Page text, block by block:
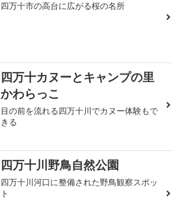
四万十市の高台に広がる桜の名所
四万十カヌーとキャンプの里
かわらっこ
目の前を流れる四万十川でカヌー体験もで
きる
四万十川野鳥自然公園
四万十川河口に整備された野鳥観察スポッ
ト